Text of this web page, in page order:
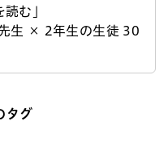
む」
生 × 2年生の生徒 30
タグ